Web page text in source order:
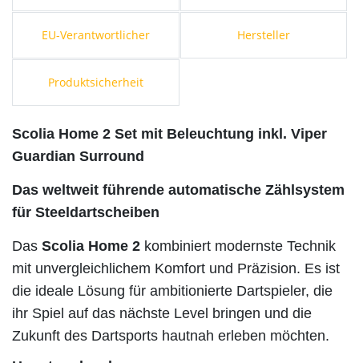
EU-Verantwortlicher Hersteller
Produktsicherheit
Scolia Home 2 Set mit Beleuchtung inkl. Viper
Guardian Surround
Das weltweit führende automatische Zählsystem
für Steeldartscheiben
Das Scolia Home 2 kombiniert modernste Technik
mit unvergleichlichem Komfort und Präzision. Es ist
die ideale Lösung für ambitionierte Dartspieler, die
ihr Spiel auf das nächste Level bringen und die
Zukunft des Dartsports hautnah erleben möchten.